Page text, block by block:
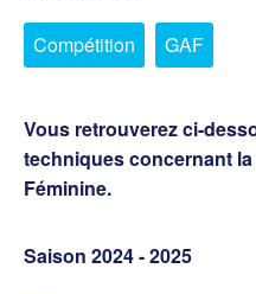
Compétition GAF
Vous retrouverez ci-
techniques concernant
Féminine.
Saison 2024 - 2025